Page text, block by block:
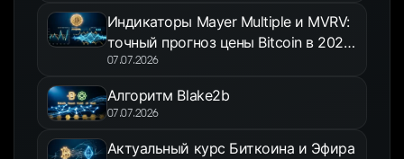
Индикаторы Mayer Multiple и MVRV:
точный прогноз цены Bitcoin в 2026
году
07.07.2026
Алгоритм Blake2b
07.07.2026
Актуальный курс Биткоина и Эфира